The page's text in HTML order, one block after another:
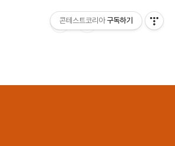
콘테스트코리아 구독하기